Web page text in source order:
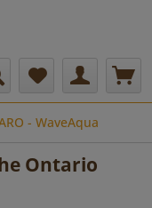
- WaveAqua
Ontario